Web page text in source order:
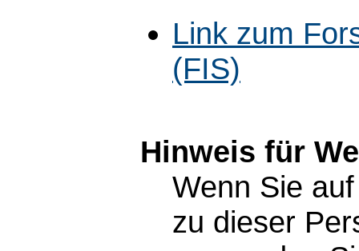
Link zum
(FIS)
Hinweis für
Wenn Sie
zu dieser